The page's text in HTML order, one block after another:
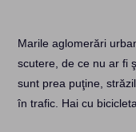
Marile aglomerări
scutere, de ce nu ar fi
sunt prea puţine,
în trafic. Hai cu bicicleta.